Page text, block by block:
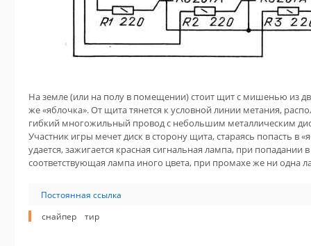
На земле (или на полу в помещении) стоит щит с мишенью из
же «яблочка». От щита тянется к условной линии метания,
гибкий многожильный провод с небольшим металлическим
Участник игры мечет диск в сторону щита, стараясь попасть в
удается, зажигается красная сигнальная лампа, при попадании
соответствующая лампа иного цвета, при промахе же ни одна
Постоянная ссылка
снайпер
тир